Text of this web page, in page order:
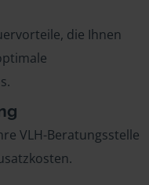
die Ihnen
VLH-Beratungsstelle